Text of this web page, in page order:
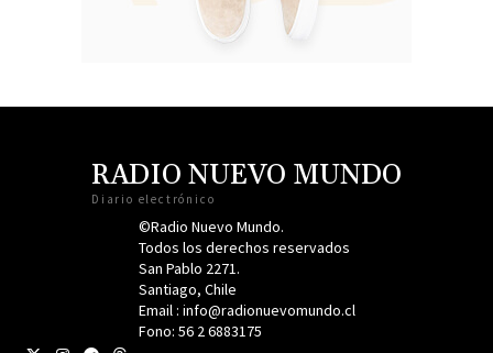
RADIO NUEVO MUNDO
Diario electrónico
©Radio Nuevo Mundo.
Todos los derechos reservados
San Pablo 2271.
Santiago, Chile
Email : info@radionuevomundo.cl
Fono: 56 2 6883175